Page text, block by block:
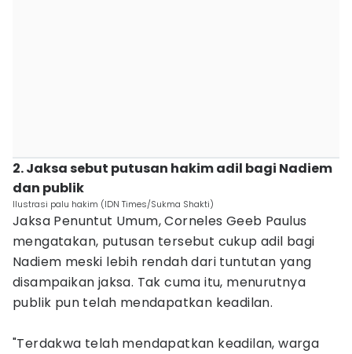
2. Jaksa sebut putusan hakim adil bagi Nadiem
dan publik
Ilustrasi palu hakim (IDN Times/Sukma Shakti)
Jaksa Penuntut Umum, Corneles Geeb Paulus
mengatakan, putusan tersebut cukup adil bagi
Nadiem meski lebih rendah dari tuntutan yang
disampaikan jaksa. Tak cuma itu, menurutnya
publik pun telah mendapatkan keadilan.
"Terdakwa telah mendapatkan keadilan, warga